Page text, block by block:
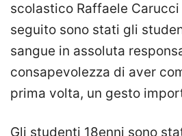
scolastico Raffaele
seguito sono stati gli
sangue in assoluta
consapevolezza di aver
prima volta, un gesto
Gli studenti 18enni sono